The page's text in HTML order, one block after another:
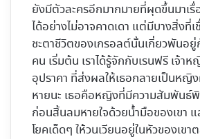
ยังมีตัวละครอีกมากมายที่ผุดขึ้นมาเรื่
ได้อย่างไม่อาจคาดเดา แต่มีบางสิ่งที่
ชะตาชีวิตของเกรอลต์นั้นเกี่ยวพันอ
คน เริ่มต้น เราได้รู้จักกับเรนฟรี เจ้า
อุปราคา ที่ส่งผลให้เธอกลายเป็นหญิ
หายนะ เธอคือหญิงที่มีความสัมพันธ์
ก่อนสิ้นลมหายใจด้วยน้ำมือของเขา แ
โยคเด็ดๆ ให้วนเวียนอยู่ในหัวของเขา